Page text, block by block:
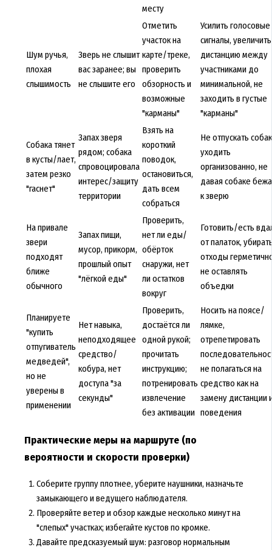
месту
Шум ручья,
плохая
слышимость
Зверь не слышит
вас заранее; вы
не слышите его
Отметить
участок на
карте/треке,
проверить
обзорность и
возможные
"карманы"
Усилить голосовые
сигналы, увеличить
дистанцию между
участниками до
минимальной, не
заходить в густые
"карманы"
Собака тянет
в кусты/лает,
затем резко
"гаснет"
Запах зверя
рядом; собака
спровоцировала
интерес/защиту
территории
Взять на
короткий
поводок,
остановиться,
дать всем
собраться
Не отпускать
уходить
организованно, не
давая собаке
к зверю
На привале
звери
подходят
ближе
обычного
Запах пищи,
мусор, прикорм,
прошлый опыт
"лёгкой еды"
Проверить,
нет ли еды/
обёрток
снаружи, нет
ли остатков
вокруг
Готовить/есть
от палаток,
отходы
не оставлять
объедки
Планируете
"купить
отпугиватель
медведей",
но не
уверены в
применении
Нет навыка,
неподходящее
средство/
кобура, нет
доступа "за
секунды"
Проверить,
достаётся ли
одной рукой;
прочитать
инструкцию;
потренировать
извлечение
без активации
Носить на поясе/
лямке,
отрепетировать
не полагаться на
средство как на
замену дистанции
поведения
Практические меры на маршруте (по
вероятности и скорости проверки)
Соберите группу плотнее, уберите наушники, назначьте
замыкающего и ведущего наблюдателя.
Проверяйте ветер и обзор каждые несколько минут на
"слепых" участках; избегайте кустов по кромке.
Давайте предсказуемый шум: разговор нормальным